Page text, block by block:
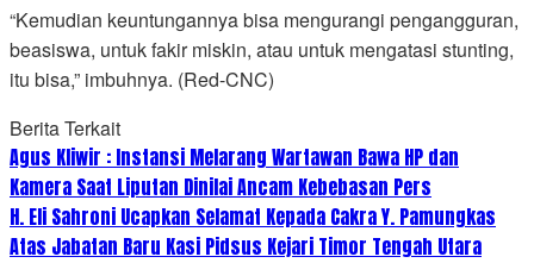
“Kemudian keuntungannya bisa mengurangi pengangguran,
beasiswa, untuk fakir miskin, atau untuk mengatasi stunting,
itu bisa,” imbuhnya. (Red-CNC)
Berita Terkait
Agus Kliwir : Instansi Melarang Wartawan Bawa HP dan
Kamera Saat Liputan Dinilai Ancam Kebebasan Pers
H. Eli Sahroni Ucapkan Selamat Kepada Cakra Y. Pamungkas
Atas Jabatan Baru Kasi Pidsus Kejari Timor Tengah Utara